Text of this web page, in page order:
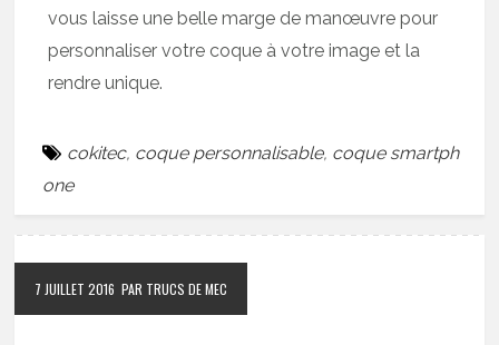
vous laisse une belle marge de manœuvre pour
personnaliser votre coque à votre image et la
rendre unique.
cokitec, coque personnalisable, coque smartph
one
7 JUILLET 2016 PAR TRUCS DE MEC